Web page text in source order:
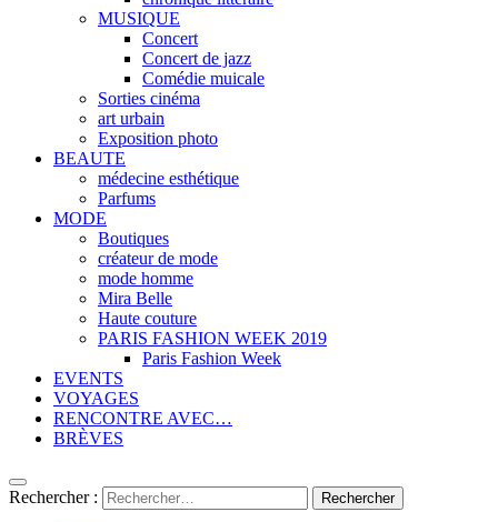
MUSIQUE
Concert
Concert de jazz
Comédie muicale
Sorties cinéma
art urbain
Exposition photo
BEAUTE
médecine esthétique
Parfums
MODE
Boutiques
créateur de mode
mode homme
Mira Belle
Haute couture
PARIS FASHION WEEK 2019
Paris Fashion Week
EVENTS
VOYAGES
RENCONTRE AVEC…
BRÈVES
Rechercher :